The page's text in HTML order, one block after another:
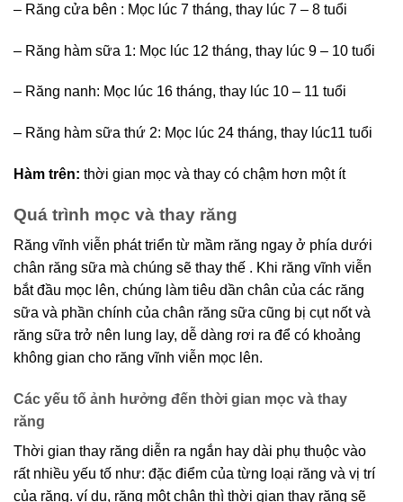
– Răng cửa bên : Mọc lúc 7 tháng, thay lúc 7 – 8 tuổi
– Răng hàm sữa 1: Mọc lúc 12 tháng, thay lúc 9 – 10 tuổi
– Răng nanh: Mọc lúc 16 tháng, thay lúc 10 – 11 tuổi
– Răng hàm sữa thứ 2: Mọc lúc 24 tháng, thay lúc11 tuổi
Hàm trên: thời gian mọc và thay có chậm hơn một ít
Quá trình mọc và thay răng
Răng vĩnh viễn phát triển từ mầm răng ngay ở phía dưới
chân răng sữa mà chúng sẽ thay thế . Khi răng vĩnh viễn
bắt đầu mọc lên, chúng làm tiêu dần chân của các răng
sữa và phần chính của chân răng sữa cũng bị cụt nốt và
răng sữa trở nên lung lay, dễ dàng rơi ra để có khoảng
không gian cho răng vĩnh viễn mọc lên.
Các yếu tố ảnh hưởng đến thời gian mọc và thay
răng
Thời gian thay răng diễn ra ngắn hay dài phụ thuộc vào
rất nhiều yếu tố như: đặc điểm của từng loại răng và vị trí
của răng. ví dụ, răng một chân thì thời gian thay răng sẽ